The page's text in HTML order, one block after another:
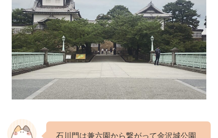
石川門は兼六園から繋がって金沢城公園